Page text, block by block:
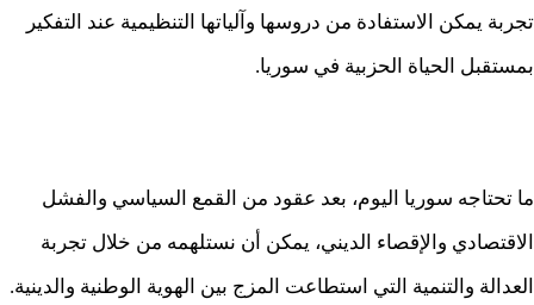
تجربة يمكن الاستفادة من دروسها وآلياتها التنظيمية عند التفكير
بمستقبل الحياة الحزبية في سوريا.
ما تحتاجه سوريا اليوم، بعد عقود من القمع السياسي والفشل
الاقتصادي والإقصاء الديني، يمكن أن نستلهمه من خلال تجربة
العدالة والتنمية التي استطاعت المزج بين الهوية الوطنية والدينية.